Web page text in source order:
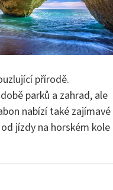
přírodě.
parků a zahrad, ale
nabízí také zajímavé
jízdy na horském kole